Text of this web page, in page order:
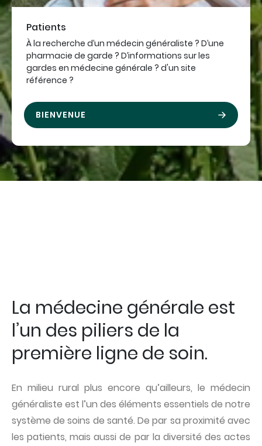
Patients
À la recherche d’un médecin généraliste ? D’une
pharmacie de garde ? D’informations sur les
gardes en médecine générale ? d'un site
référence ?
BIENVENUE
La médecine générale est
l’un des piliers de la
première ligne de soin.
En milieu rural plus encore qu’ailleurs, le médecin
généraliste est l’un des éléments essentiels de notre
système de soins de santé. De par sa proximité avec
les patients, mais aussi de par la diversité des actes